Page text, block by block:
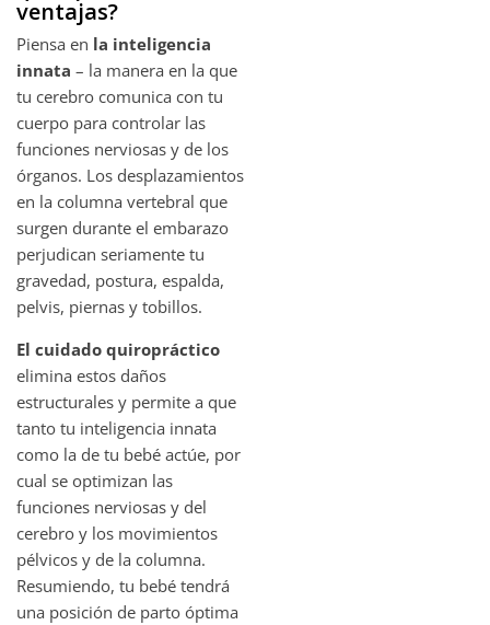
ventajas?
Piensa en la inteligencia
innata – la manera en la que
tu cerebro comunica con tu
cuerpo para controlar las
funciones nerviosas y de los
órganos. Los desplazamientos
en la columna vertebral que
surgen durante el embarazo
perjudican seriamente tu
gravedad, postura, espalda,
pelvis, piernas y tobillos.
El cuidado quiropráctico
elimina estos daños
estructurales y permite a que
tanto tu inteligencia innata
como la de tu bebé actúe, por
cual se optimizan las
funciones nerviosas y del
cerebro y los movimientos
pélvicos y de la columna.
Resumiendo, tu bebé tendrá
una posición de parto óptima